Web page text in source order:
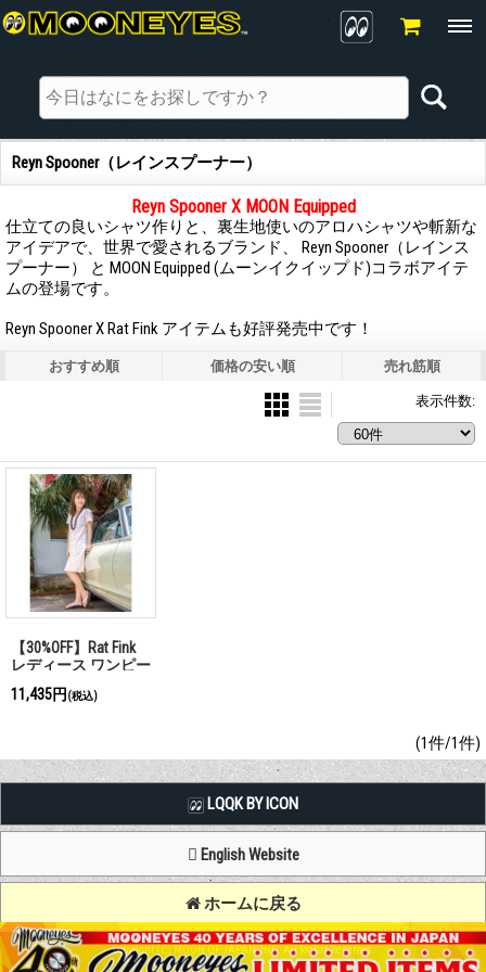
Reyn Spooner（レインスプーナー）
Reyn Spooner X MOON Equipped
仕立ての良いシャツ作りと、裏生地使いのアロハシャツや斬新な
アイデアで、世界で愛されるブランド、 Reyn Spooner（レインス
プーナー） と MOON Equipped (ムーンイクイップド)コラボアイテ
ムの登場です。
Reyn Spooner X Rat Fink アイテムも好評発売中です！
おすすめ順 価格の安い順 売れ筋順
表示件数:
【30%OFF】Rat Fink
レディース ワンピー
11,435円 (税込)
(1件/1件)
LQQK BY ICON
English Website
ホームに戻る
Copyright (C) MOON OF JAPAN, INC. All Rights Reserved.